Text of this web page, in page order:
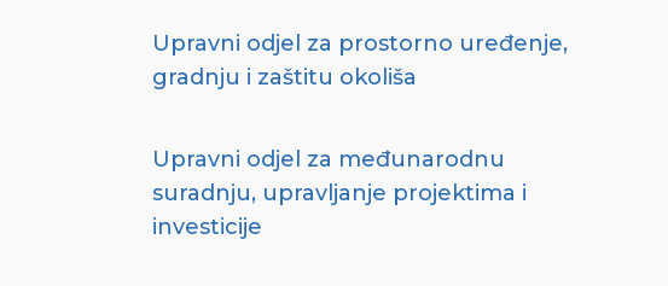
Upravni odjel za prostorno uređenje,
gradnju i zaštitu okoliša
Upravni odjel za međunarodnu
suradnju, upravljanje projektima i
investicije